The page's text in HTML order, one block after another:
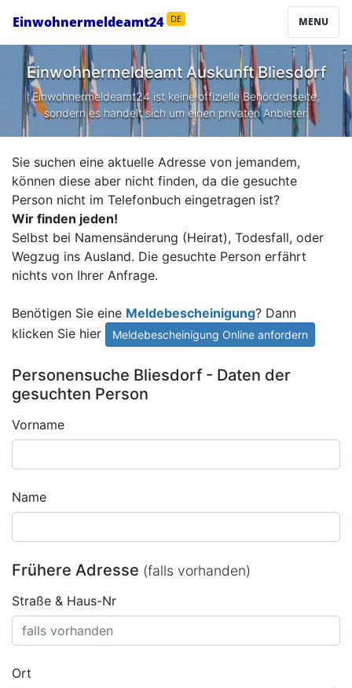
Einwohnermeldeamt24 DE MENU
Einwohnermeldeamt AuskunftBliesdorf
Einwohnermeldeamt24 ist keine offizielle Behördenseite,
sondern es handelt sich um einen privaten Anbieter.
Sie suchen eine aktuelle Adresse von jemandem,
können diese aber nicht finden, da die gesuchte
Person nicht im Telefonbuch eingetragen ist?
Wir finden jeden!
Selbst bei Namensänderung (Heirat), Todesfall, oder
Wegzug ins Ausland. Die gesuchte Person erfährt
nichts von Ihrer Anfrage.
Benötigen Sie eine Meldebescheinigung? Dann
klicken Sie hier
Meldebescheinigung Online anfordern
Personensuche Bliesdorf - Daten der
gesuchten Person
Vorname
Name
Frühere Adresse (falls vorhanden)
Straße & Haus-Nr
Ort